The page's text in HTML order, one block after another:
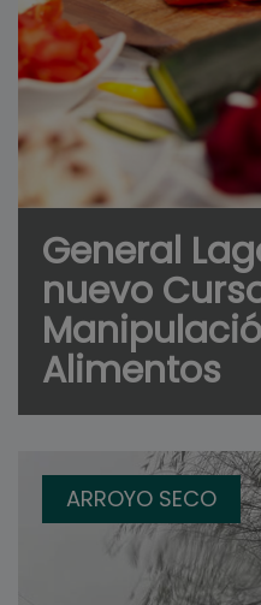
General
nuevo
Alimentos
ARROYO SECO